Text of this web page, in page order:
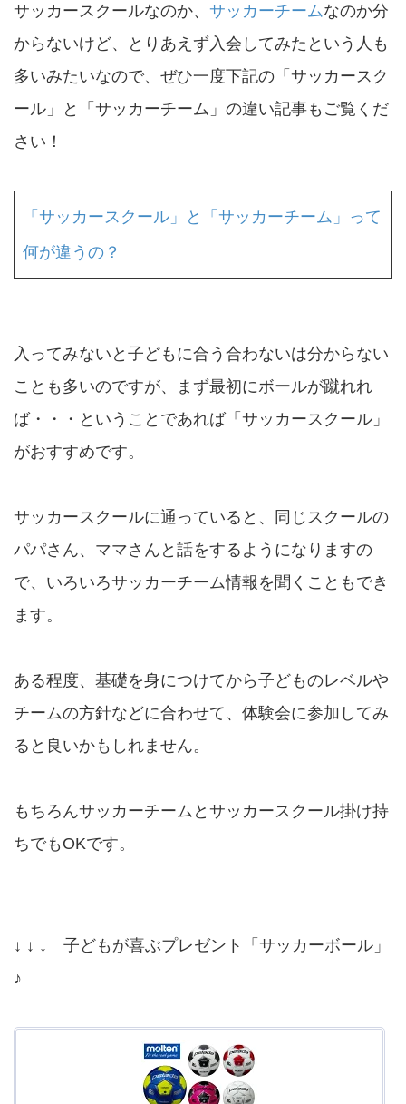
サッカースクールなのか、 サッカーチームなのか分
からないけど、とりあえず入会してみたという人も
多いみたいなので、ぜひ一度下記の「サッカースク
ール」と「サッカーチーム」の違い記事もご覧くだ
さい！
「サッカースクール」と「サッカーチーム」って
何が違うの？
入ってみないと子どもに合う合わないは分からない
ことも多いのですが、まず最初にボールが蹴れれ
ば・・・ということであれば「サッカースクール」
がおすすめです。
サッカースクールに通っていると、同じスクールの
パパさん、ママさんと話をするようになりますの
で、いろいろサッカーチーム情報を聞くこともでき
ます。
ある程度、基礎を身につけてから子どものレベルや
チームの方針などに合わせて、体験会に参加してみ
ると良いかもしれません。
もちろんサッカーチームとサッカースクール掛け持
ちでもOKです。
↓ ↓ ↓ 子どもが喜ぶプレゼント「サッカーボール」
♪